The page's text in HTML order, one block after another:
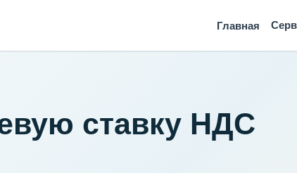
Главная
ставку НДС